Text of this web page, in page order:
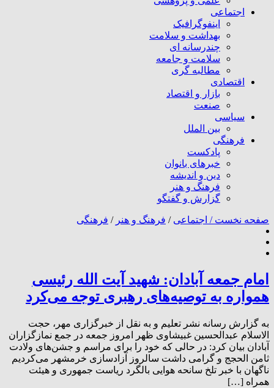
اجتماعی
اینفوگرافیک
بهداشت و سلامت
چندرسانه ای
سلامت و جامعه
مطالبه گری
اقتصادی
بازار و اقتصاد
صنعت
سیاسی
بین الملل
فرهنگی
پادکست
خبرهای بانوان
دین و اندیشه
فرهنگ و هنر
گزارش و گفتگو
صفحه نخست / اجتماعی / فرهنگ و هنر / فرهنگی
امام جمعه آبادان: شهید آیت الله رئیسی
همواره به توصیه‌های رهبری توجه می‌کرد
به گزارش رسانه نشر تعلیم و به نقل از خبرگزاری مهر، حجت
الاسلام عبدالحسین غبیشاوی ظهر امروز جمعه در جمع نمازگزاران
آبادان بیان کرد: در حالی که خود را برای مراسم و جشن‌های ولادت
ثامن الحجج و گرامی داشت سالروز آزادسازی خرمشهر می‌کردیم
ناگهان با خبر تلخ سانحه هوایی بالگرد ریاست جمهوری و هیئت
همراه […]